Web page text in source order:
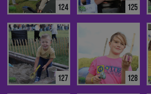
124 125
127 128